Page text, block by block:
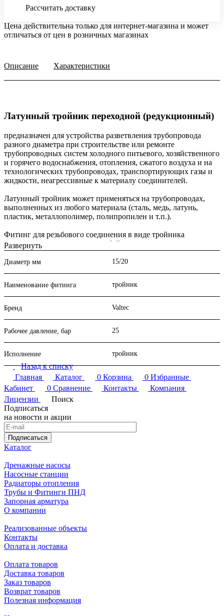
Рассчитать доставку
Цена действительна только для интернет-магазина и может
отличаться от цен в розничных магазинах
Описание Характеристики
Латунный тройник переходной (редукционный)
предназначен для устройства разветвления трубопровода
разного диаметра при строительстве или ремонте
трубопроводных систем холодного питьевого, хозяйственного
и горячего водоснабжения, отопления, сжатого воздуха и на
технологических трубопроводах, транспортирующих газы и
жидкости, неагрессивные к материалу соединителей.
Латунный тройник может применяться на трубопроводах,
выполненных из любого материала (сталь, медь, латунь,
пластик, металлополимер, полипропилен и т.п.).
Фитинг для резьбового соединения в виде тройника
позволяет соединять между собой металлические,
пластиковые, металлопластиковые, латунные или медные
трубы при монтаже систем отопления или водоснабжения.
сложностей. Тройник латунный имеет хорошую прочность и
стойкость к механическим и термическим воздействиям.
Покрытие из никеля увеличивает срок службы и надёжность
Тройник латунный представляет собой деталь
цилиндрической формы с одним ответвлением. По сути, это
три патрубка с резьбой, выполненные в виде цельной детали.
(редукционным).
В зависимости от типа исполнения тройника, резьба на нём
внутренняя, наружная или комбинированная из этих
вариантов. На резьбе часто можно увидеть насечки, служащие
для лучшей фиксации уплотнительного сантехнического
материала (ФУМ-ленты или льна).
Изготавливается тройник латунный методом горячей
штамповки, позволяющей производить детали с высокой
соответствует ГОСТу 6357. В последующем деталь может
покрываться слоем никеля.
Эти и другие латунные фитинги резьбовые можно купить в
оказываем услуги по подбору необходимых комплектующих,
предоставляем необходимую консультационную помощь по
запросу клиентов.
Развернуть
Диаметр мм 15/20
Наименование фитинга тройник
Бренд Valtec
Рабочее давление, бар 25
Исполнение тройник
Назад к списку
Главная
Каталог 0 Корзина 0 Избранные
Кабинет
0 Сравнение Контакты
Компания
Лицензии
Поиск
Подписаться
на новости и акции
Подписаться
Каталог
Дренажные насосы
Насосные станции
Радиаторы отопления
Трубы и Фитинги ПНД
Запорная арматура
О компании
Реализованные объекты
Контакты
Оплата и доставка
Оплата товаров
Доставка товаров
Заказ товаров
Возврат товаров
Полезная информация